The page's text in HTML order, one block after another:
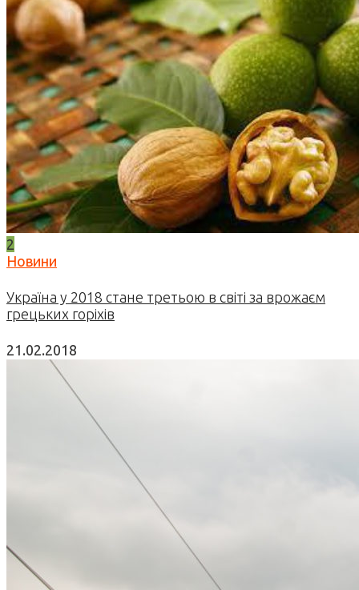
2
Новини
Україна у 2018 стане третьою в світі за врожаєм
грецьких горіхів
21.02.2018